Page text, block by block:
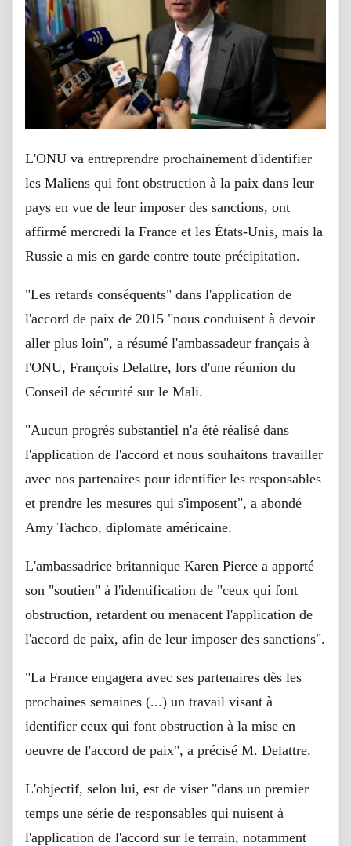
L'ONU va entreprendre prochainement d'identifier
les Maliens qui font obstruction à la paix dans leur
pays en vue de leur imposer des sanctions, ont
affirmé mercredi la France et les États-Unis, mais la
Russie a mis en garde contre toute précipitation.
"Les retards conséquents" dans l'application de
l'accord de paix de 2015 "nous conduisent à devoir
aller plus loin", a résumé l'ambassadeur français à
l'ONU, François Delattre, lors d'une réunion du
Conseil de sécurité sur le Mali.
"Aucun progrès substantiel n'a été réalisé dans
l'application de l'accord et nous souhaitons travailler
avec nos partenaires pour identifier les responsables
et prendre les mesures qui s'imposent", a abondé
Amy Tachco, diplomate américaine.
L'ambassadrice britannique Karen Pierce a apporté
son "soutien" à l'identification de "ceux qui font
obstruction, retardent ou menacent l'application de
l'accord de paix, afin de leur imposer des sanctions".
"La France engagera avec ses partenaires dès les
prochaines semaines (...) un travail visant à
identifier ceux qui font obstruction à la mise en
oeuvre de l'accord de paix", a précisé M. Delattre.
L'objectif, selon lui, est de viser "dans un premier
temps une série de responsables qui nuisent à
l'application de l'accord sur le terrain, notamment